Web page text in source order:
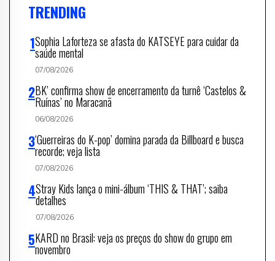
TRENDING
Sophia Laforteza se afasta do KATSEYE para cuidar da
saúde mental
07/08/2026
BK’ confirma show de encerramento da turnê ‘Castelos &
Ruínas’ no Maracanã
06/08/2026
‘Guerreiras do K-pop’ domina parada da Billboard e busca
recorde; veja lista
07/08/2026
Stray Kids lança o mini-álbum ‘THIS & THAT’; saiba
detalhes
07/08/2026
KARD no Brasil: veja os preços do show do grupo em
novembro